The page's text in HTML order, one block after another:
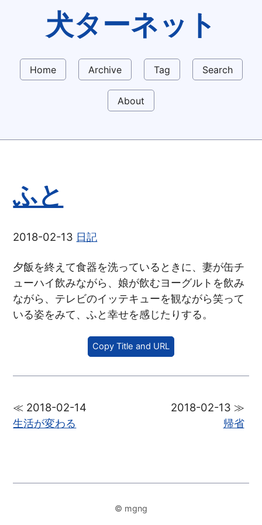
犬ターネット
Home Archive Tag Search
About
ふと
2018-02-13 日記
夕飯を終えて食器を洗っているときに、妻が缶チ
ューハイ飲みながら、娘が飲むヨーグルトを飲み
ながら、テレビのイッテキューを観ながら笑って
いる姿をみて、ふと幸せを感じたりする。
Copy Title and URL
≪ 2018-02-14
生活が変わる
2018-02-13 ≫
帰省
© mgng